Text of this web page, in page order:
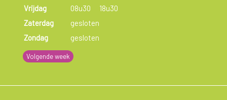
Vrijdag
08u30
18u30
Zaterdag
gesloten
Zondag
gesloten
Volgende week